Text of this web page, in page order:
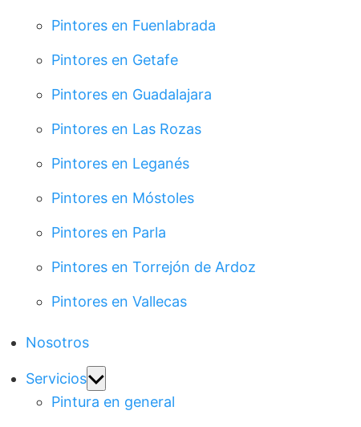
Pintores en Fuenlabrada
Pintores en Getafe
Pintores en Guadalajara
Pintores en Las Rozas
Pintores en Leganés
Pintores en Móstoles
Pintores en Parla
Pintores en Torrejón de Ardoz
Pintores en Vallecas
Nosotros
ServiciosShow
sub
Pintura en general